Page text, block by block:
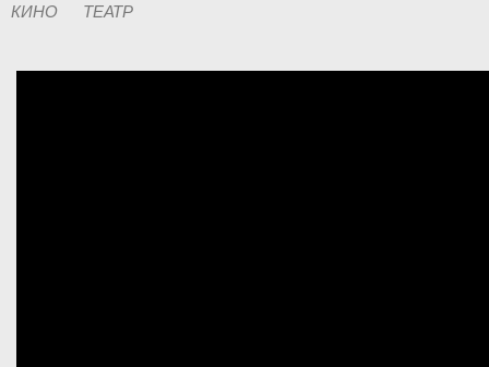
КИНО ТЕАТР